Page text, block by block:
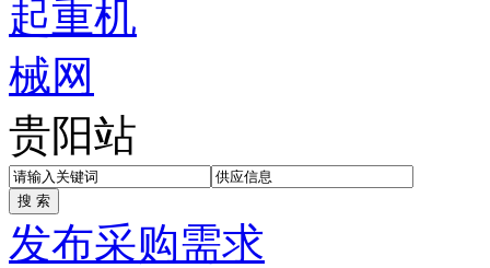
贵阳站
发布采购需求